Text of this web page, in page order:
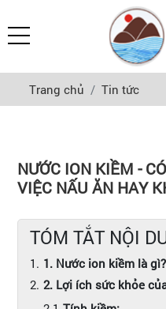
Trang chủ Tin tức
NƯỚC ION KIỀM -
VIỆC NẤU ĂN HAY
TÓM TẮT NỘI
1. Nước ion kiềm là gì?
2. Lợi ích sức khỏe